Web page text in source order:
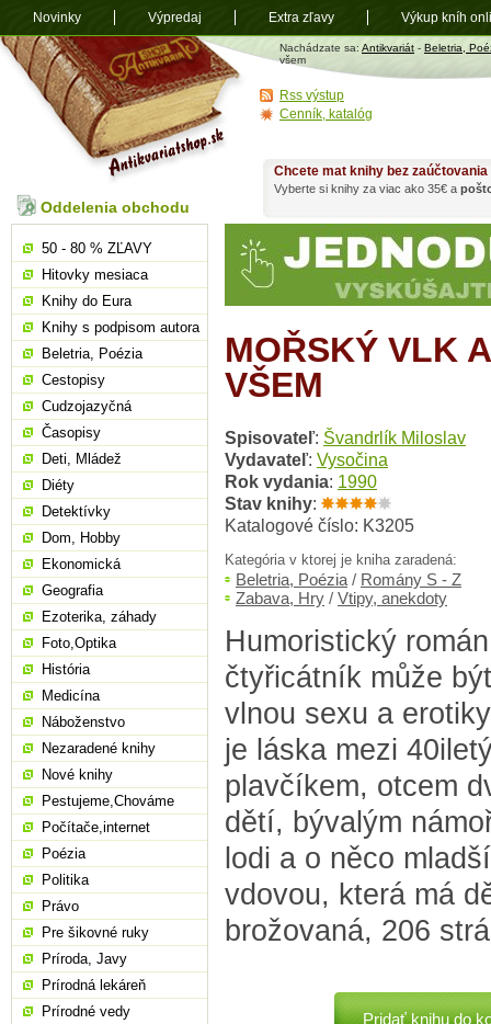
Antikvariát
shop.sk
Nachádzate sa: Antikvariát - Beletria,
všem
MOŘSKÝ VLK
VŠEM
Spisovateľ: Švandrlík Miloslav
Vydavateľ: Vysočina
Rok vydania: 1990
Stav knihy:
Katalogové číslo: K3205
Kategória v ktorej je kniha zaradená:
Beletria, Poézia / Romány S - Z
Zabava, Hry / Vtipy, anekdoty
Humoristický
čtyřicátník může
vlnou sexu a
je láska mezi
plavčíkem, otcem
dětí, bývalým
lodi a o něco
vdovou, která má
brožovaná, 206
Pridať knihu do
Chcete mat knihy bez
Vyberte si knihy za viac ako 35€ a
Oddelenia obchodu
50 - 80 % ZĽAVY
Hitovky mesiaca
Knihy do Eura
Knihy s podpisom autora
Beletria, Poézia
Cestopisy
Cudzojazyčná
Časopisy
Deti, Mládež
Diéty
Detektívky
Dom, Hobby
Ekonomická
Geografia
Ezoterika, záhady
Foto,Optika
História
Medicína
Náboženstvo
Nezaradené knihy
Nové knihy
Pestujeme,Chováme
Počítače,internet
Poézia
Politika
Právo
Pre šikovné ruky
Príroda, Javy
Prírodná lekáreň
Prírodné vedy
Rss výstup
Cenník, katalóg
Novinky Výpredaj Extra zľavy Výkup kníh